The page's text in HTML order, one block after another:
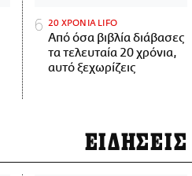
20 ΧΡΟΝΙΑ LIFO
Από όσα βιβλία διάβασες
τα τελευταία 20 χρόνια,
αυτό ξεχωρίζεις
ΕΙΔΗΣΕΙΣ